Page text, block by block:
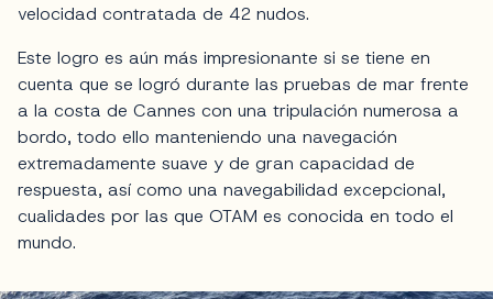
velocidad contratada de 42 nudos.
Este logro es aún más impresionante si se tiene en
cuenta que se logró durante las pruebas de mar frente
a la costa de Cannes con una tripulación numerosa a
bordo, todo ello manteniendo una navegación
extremadamente suave y de gran capacidad de
respuesta, así como una navegabilidad excepcional,
cualidades por las que OTAM es conocida en todo el
mundo.